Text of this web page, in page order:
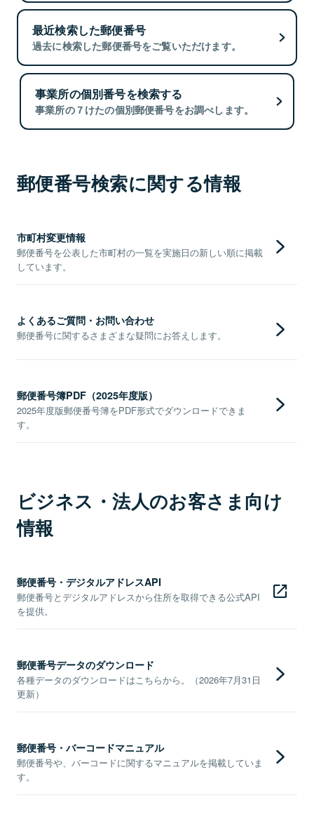
最近検索した郵便番号
過去に検索した郵便番号をご覧いただけます。
事業所の個別番号を検索する
事業所の７けたの個別郵便番号をお調べします。
郵便番号検索に関する情報
市町村変更情報
郵便番号を公表した市町村の一覧を実施日の新しい順に掲載
しています。
よくあるご質問・お問い合わせ
郵便番号に関するさまざまな疑問にお答えします。
郵便番号簿PDF（2025年度版）
2025年度版郵便番号簿をPDF形式でダウンロードできま
す。
ビジネス・法人のお客さま向け
情報
郵便番号・デジタルアドレスAPI
郵便番号とデジタルアドレスから住所を取得できる公式API
を提供。
郵便番号データのダウンロード
各種データのダウンロードはこちらから。（2026年7月31日
更新）
郵便番号・バーコードマニュアル
郵便番号や、バーコードに関するマニュアルを掲載していま
す。